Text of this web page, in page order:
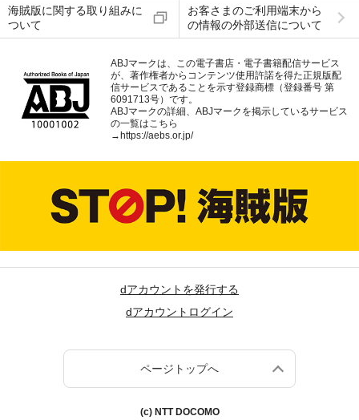
海賊版に関する取り組みに
ついて
お客さまのご利用端末から
の情報の外部送信について
ABJマークは、この電子書店・電子書籍配信サービス
が、著作権者からコンテンツ使用許諾を得た正規版配
信サービスであることを示す登録商標（登録番号 第
6091713号）です。
ABJマークの詳細、ABJマークを掲示しているサービス
の一覧はこちら
→ https://aebs.or.jp/
dアカウントを発行する
dアカウントログイン
ページトップへ
(c) NTT DOCOMO